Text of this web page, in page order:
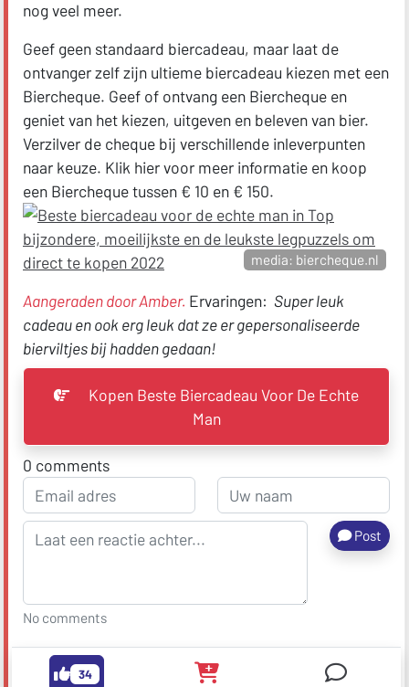
nog veel meer.
Geef geen standaard biercadeau, maar laat de
ontvanger zelf zijn ultieme biercadeau kiezen met een
Biercheque. Geef of ontvang een Biercheque en
geniet van het kiezen, uitgeven en beleven van bier.
Verzilver de cheque bij verschillende inleverpunten
naar keuze. Klik hier voor meer informatie en koop
een Biercheque tussen € 10 en € 150.
media: biercheque.nl
Aangeraden door Amber. Ervaringen: Super leuk
cadeau en ook erg leuk dat ze er gepersonaliseerde
bierviltjes bij hadden gedaan!
Kopen Beste Biercadeau Voor De Echte
Man
0 comments
Post
No comments
34